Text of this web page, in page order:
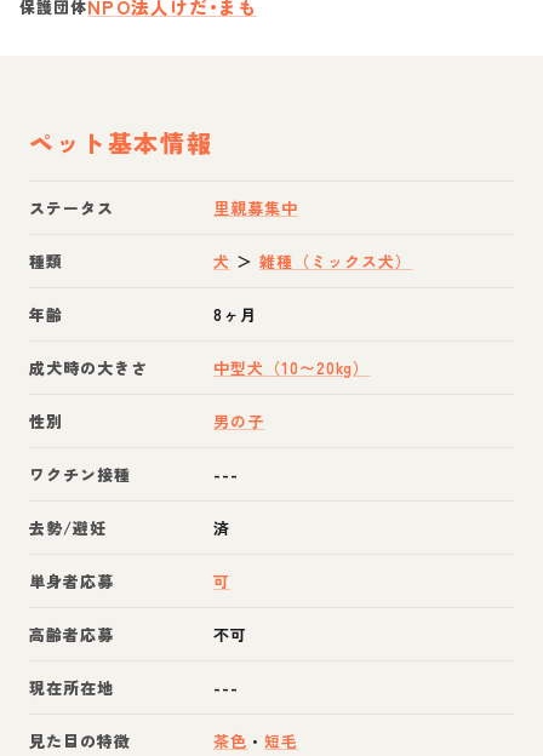
保護団体NPO法人けだ•まも
ペット基本情報
ステータス 里親募集中
種類 犬 ＞雑種（ミックス犬）
年齢 8ヶ月
成犬時の大きさ 中型犬（10〜20kg）
性別 男の子
ワクチン接種 ---
去勢/避妊 済
単身者応募 可
高齢者応募 不可
現在所在地 ---
見た目の特徴 茶色 ・短毛